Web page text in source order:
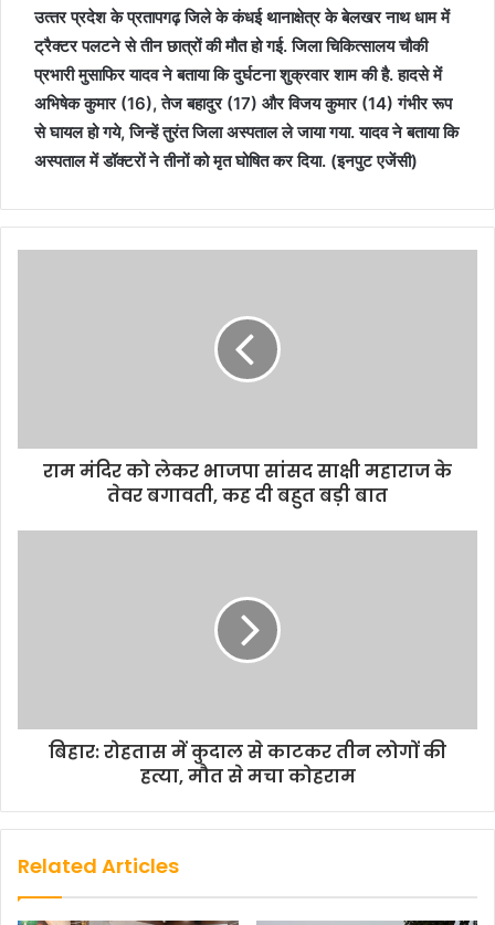
उत्‍तर प्रदेश के प्रतापगढ़ जिले के कंधई थानाक्षेत्र के बेलखर नाथ धाम में
ट्रैक्टर पलटने से तीन छात्रों की मौत हो गई. जिला चिकित्सालय चौकी
प्रभारी मुसाफिर यादव ने बताया कि दुर्घटना शुक्रवार शाम की है. हादसे में
अभिषेक कुमार (16), तेज बहादुर (17) और विजय कुमार (14) गंभीर रूप
से घायल हो गये, जिन्हें तुरंत जिला अस्पताल ले जाया गया. यादव ने बताया कि
अस्पताल में डॉक्टरों ने तीनों को मृत घोषित कर दिया. (इनपुट एजेंसी)
राम मंदिर को लेकर भाजपा सांसद साक्षी महाराज के
तेवर बगावती, कह दी बहुत बड़ी बात
बिहार: रोहतास में कुदाल से काटकर तीन लोगों की
हत्या, मौत से मचा कोहराम
Related Articles